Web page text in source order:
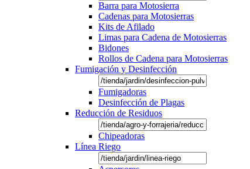
Barra para Motosierra
Cadenas para Motosierras
Kits de Afilado
Limas para Cadena de Motosierras
Bidones
Rollos de Cadena para Motosierras
Fumigación y Desinfección
Fumigadoras
Desinfección de Plagas
Reducción de Residuos
Chipeadoras
Línea Riego